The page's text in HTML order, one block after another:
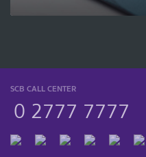
SCB CALL CENTER
0 2777 7777